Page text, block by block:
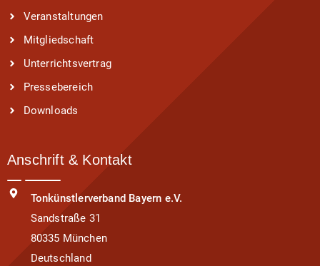
Veranstaltungen
Mitgliedschaft
Unterrichtsvertrag
Pressebereich
Downloads
Anschrift & Kontakt
Tonkünstlerverband Bayern e.V.
Sandstraße 31
80335 München
Deutschland